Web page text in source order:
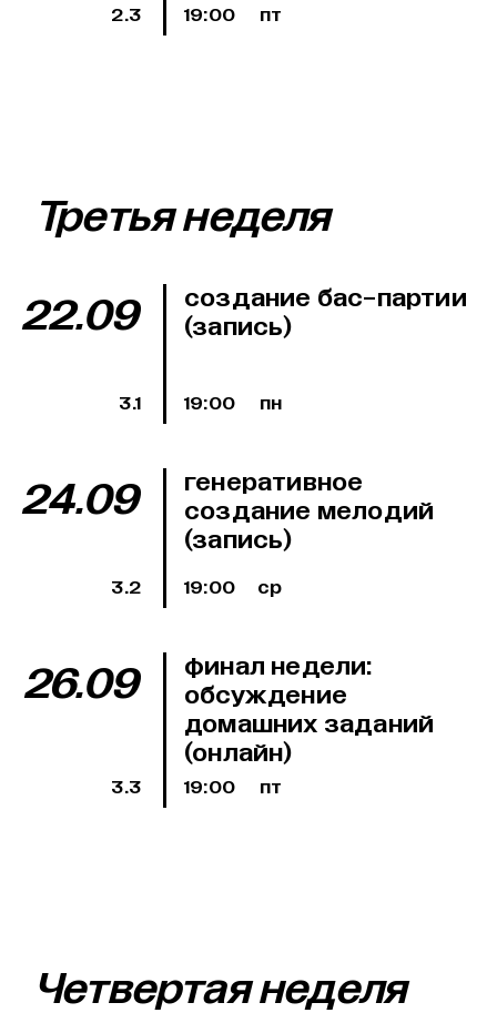
2.3 19:00 пт
Третья неделя
22.09
создание бас-партии
(запись)
3.1 19:00 пн
24.09 генеративное
создание мелодий
(запись)
3.2 19:00 ср
26.09 финал недели:
обсуждение
домашних заданий
(онлайн)
3.3 19:00 пт
Четвертая неделя